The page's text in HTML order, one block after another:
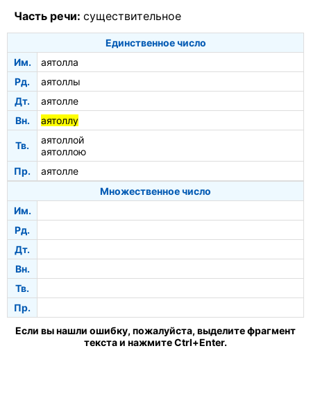
Часть речи: существительное
Единственное число
Им.
аятолла
Рд.
аятоллы
Дт.
аятолле
Вн.
аятоллу
Тв.
аятоллой
аятоллою
Пр.
аятолле
Множественное число
Им.
Рд.
Дт.
Вн.
Тв.
Пр.
Если вы нашли ошибку, пожалуйста, выделите фрагмент
текста и нажмите Ctrl+Enter.